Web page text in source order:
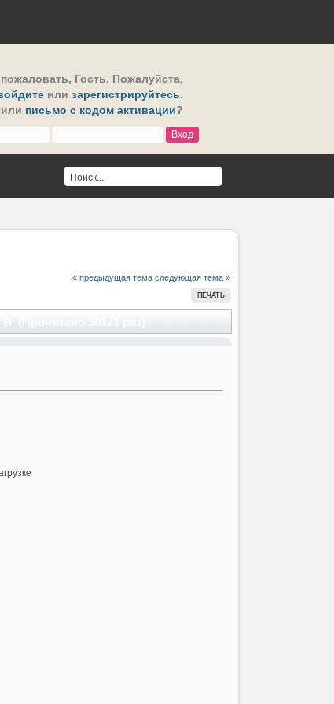
Гость. Пожалуйста,
или зарегистрируйтесь.
письмо с кодом активации?
« предыдущая тема следующая тема »
ПЕЧАТЬ